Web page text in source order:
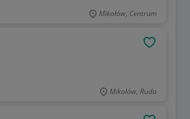
Mikołów, Centrum
Mikołów, Ruda